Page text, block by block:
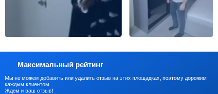
Максимальный рейтинг
Мы не можем добавить или удалить отзыв на этих площадках, поэтому дорожим
каждым клиентом.
Ждем и ваш отзыв!